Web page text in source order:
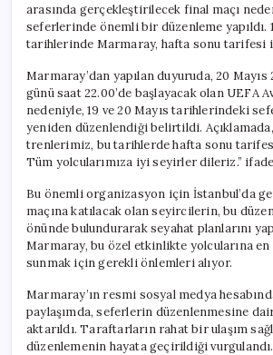
arasında gerçekleştirilecek final maçı
seferlerinde önemli bir düzenleme yapıldı.
tarihlerinde Marmaray, hafta sonu tarifesi
Marmaray’dan yapılan duyuruda, 20 Mayıs
günü saat 22.00’de başlayacak olan UEFA
nedeniyle, 19 ve 20 Mayıs tarihlerindeki
yeniden düzenlendiği belirtildi.
trenlerimiz, bu tarihlerde hafta sonu
Tüm yolcularımıza iyi seyirler dileriz.”
Bu önemli organizasyon için İstanbul’da
maçına katılacak olan seyircilerin, bu
önünde bulundurarak seyahat planlarını
Marmaray, bu özel etkinlikte yolcularına
sunmak için gerekli önlemleri alıyor.
Marmaray’ın resmi sosyal medya
paylaşımda, seferlerin düzenlenmesine
aktarıldı. Taraftarların rahat bir ulaşım
düzenlemenin hayata geçirildiği vurgulandı.